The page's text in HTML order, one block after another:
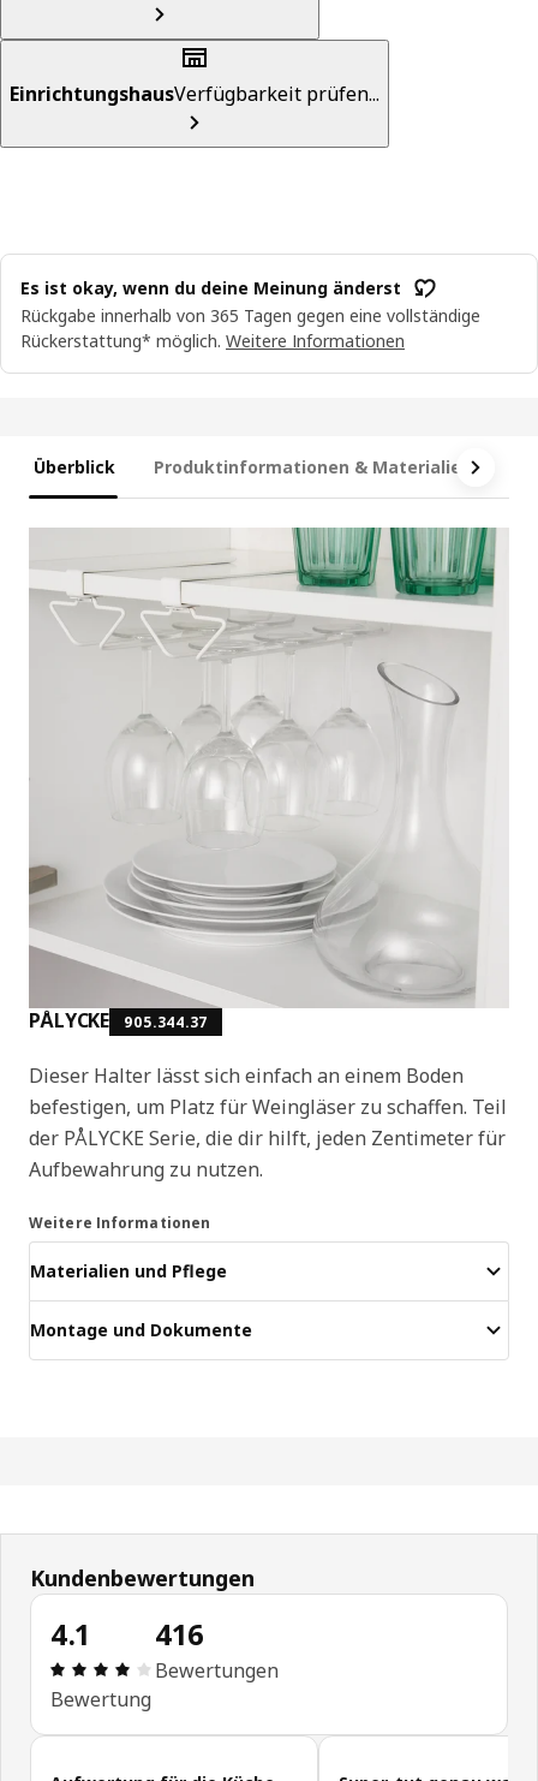
EinrichtungshausVerfügbarkeit prüfen...
Es ist okay, wenn du deine Meinung änderst
Rückgabe innerhalb von 365 Tagen gegen eine vollständige
Rückerstattung* möglich. Weitere Informationen
Überblick Produktinformationen & Materialien
PÅLYCKE 905.344.37
Dieser Halter lässt sich einfach an einem Boden
befestigen, um Platz für Weingläser zu schaffen. Teil
der PÅLYCKE Serie, die dir hilft, jeden Zentimeter für
Aufbewahrung zu nutzen.
Weitere Informationen
Materialien und Pflege
Montage und Dokumente
Kundenbewertungen
4.1
Bewertung: 4.1 von 5 Sterne Alle Bewertungen:
Bewertung
416
Bewertungen
Kundenbewertungen überspringen